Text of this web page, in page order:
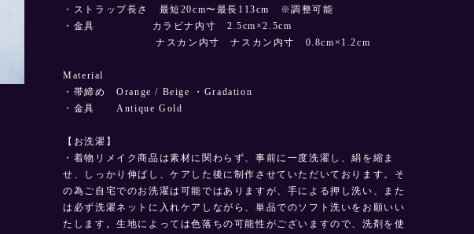
・ストラップ長さ 最短20cm〜最長113cm ※調整可能
・金具 カラビナ内寸 2.5cm×2.5cm
ナスカン内寸 ナスカン内寸 0.8cm×1.2cm
Material
・帯締め Orange / Beige ・Gradation
・金具 Antique Gold
【お洗濯】
・着物リメイク商品は素材に関わらず、事前に一度洗濯し、絹を縮ま
せ、しっかり伸ばし、ケアした後に制作させていただいております。そ
の為ご自宅でのお洗濯は可能ではありますが、手による押し洗い、また
は必ず洗濯ネットに入れケアしながら、単品でのソフト洗いをお願いい
たします。生地によっては色落ちの可能性がございますので、洗剤を使